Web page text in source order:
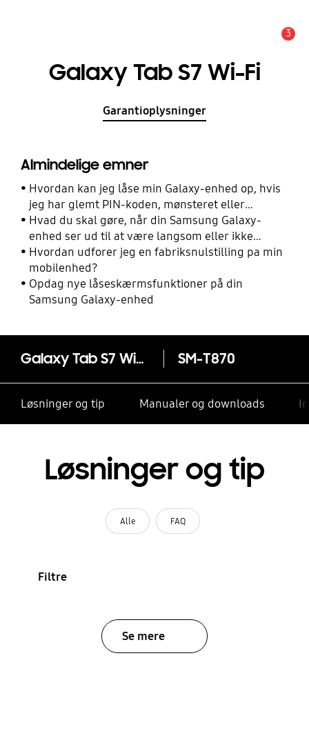
3
Galaxy Tab S7 Wi-Fi
Garantioplysninger
Almindelige emner
Hvordan kan jeg låse min Galaxy-enhed op, hvis
jeg har glemt PIN-koden, mønsteret eller
adgangskoden?
Hvad du skal gøre, når din Samsung Galaxy-
enhed ser ud til at være langsom eller ikke
reagerer
Hvordan udforer jeg en fabriksnulstilling pa min
mobilenhed?
Opdag nye låseskærmsfunktioner på din
Samsung Galaxy-enhed
Galaxy Tab S7 Wi-Fi SM-T870
Løsninger og tip Manualer og downloads
Løsninger og tip
Alle FAQ
Filtre
Se mere